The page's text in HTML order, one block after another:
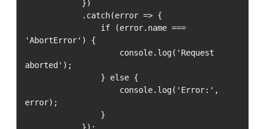
'AbortError') {
aborted');
error);